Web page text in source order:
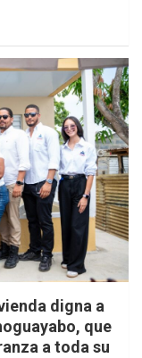
digna a
que
a toda su